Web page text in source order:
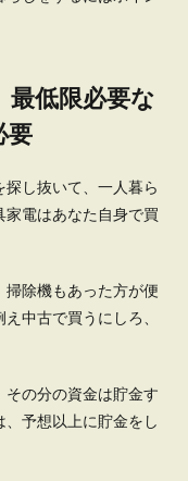
いる若者がいますが、そ
光熱費の節約方
少しでも節約したい、そ
ます。 そこで、一人暮
裏技！節約効果抜群
最低限必要な
要
し抜いて、一人暮ら
家電はあなた自身で買
掃除機もあった方が便
中古で買うにしろ、
その分の資金は貯金す
予想以上に貯金をし